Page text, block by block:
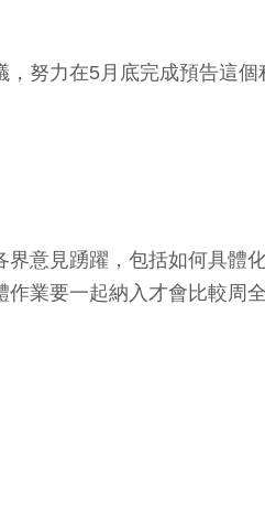
努力在5月底完成預告這
意見踴躍，包括如何具
業要一起納入才會比較周全